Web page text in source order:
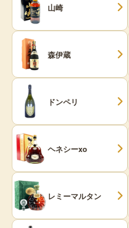
山崎
森伊蔵
ドンペリ
ヘネシーxo
レミーマルタン